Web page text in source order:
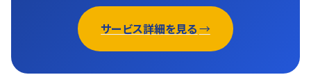
サービス詳細を見る